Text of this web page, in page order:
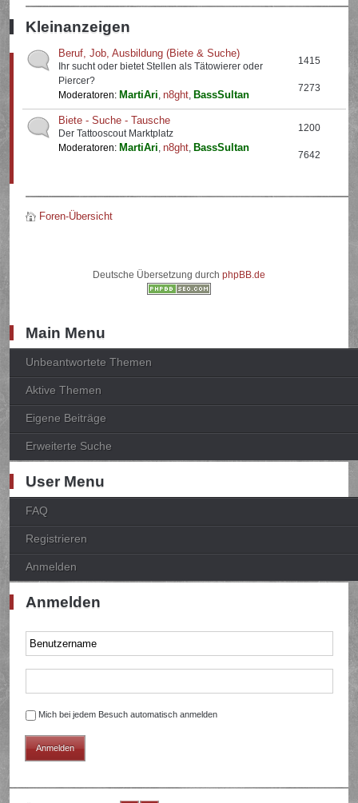
Kleinanzeigen
Beruf, Job, Ausbildung (Biete & Suche)
Ihr sucht oder bietet Stellen als Tätowierer oder
Piercer?
Moderatoren: MartiAri,n8ght, BassSultan
1415
7273
Biete - Suche - Tausche
Der Tattooscout Marktplatz
Moderatoren: MartiAri,n8ght, BassSultan
1200
7642
Foren-Übersicht
Deutsche Übersetzung durch phpBB.de
Main Menu
Unbeantwortete Themen
Aktive Themen
Eigene Beiträge
Erweiterte Suche
User Menu
FAQ
Registrieren
Anmelden
Anmelden
Mich bei jedem Besuch automatisch anmelden